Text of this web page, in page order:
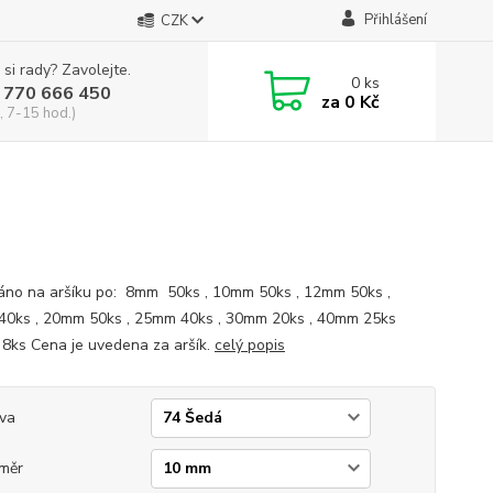
CZK Přihlášení
rady? Zavolejte.
666 450
7-15 hod.)
0ks
za 0 Kč
na aršíku po: 8mm 50ks , 10mm 50ks , 12mm 50ks ,
, 20mm 50ks , 25mm 40ks , 30mm 20ks , 40mm 25ks
Cena je uvedena za aršík. celý popis